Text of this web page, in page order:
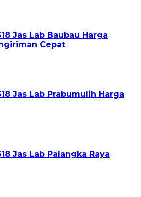
Jas Lab Baubau Harga
Cepat
Jas Lab Prabumulih Harga
Jas Lab Palangka Raya